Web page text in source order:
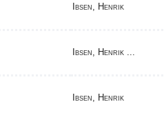
Ibsen, Henrik
Ibsen, Henrik ...
Ibsen, Henrik